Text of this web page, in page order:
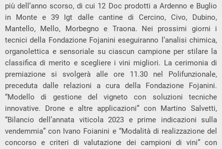
più dell’anno scorso, di cui 12 Doc prodotti a Ardenno e Buglio
in Monte e 39 Igt dalle cantine di Cercino, Civo, Dubino,
Mantello, Mello, Morbegno e Traona. Nei prossimi giorni i
tecnici della Fondazione Fojanini eseguiranno l’analisi chimica,
organolettica e sensoriale su ciascun campione per stilare la
classifica di merito e scegliere i vini migliori. La cerimonia di
premiazione si svolgerà alle ore 11.30 nel Polifunzionale,
preceduta dalle relazioni a cura della Fondazione Fojanini.
“Modello di gestione del vigneto con soluzioni tecniche
innovative. Drone e altre applicazioni” con Martino Salvetti,
“Bilancio dell’annata viticola 2023 e prime indicazioni sulla
vendemmia” con Ivano Foianini e “Modalità di realizzazione del
concorso e criteri di valutazione dei campioni di vini” con